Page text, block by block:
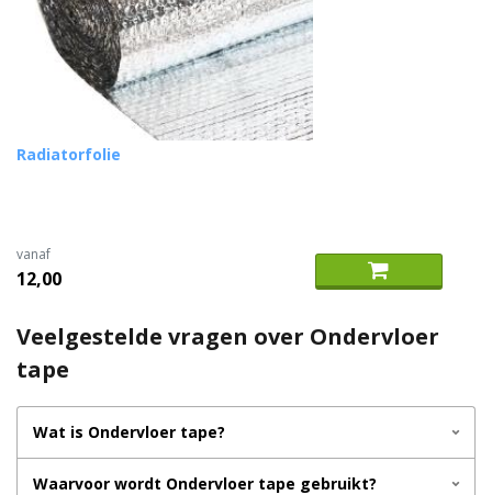
Radiatorfolie
vanaf
12,00
Veelgestelde vragen over Ondervloer
tape
Wat is Ondervloer tape?
Waarvoor wordt Ondervloer tape gebruikt?